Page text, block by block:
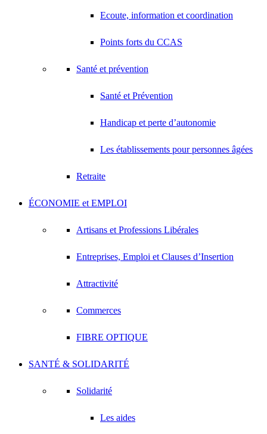
Ecoute, information et coordination
Points forts du CCAS
Santé et prévention
Santé et Prévention
Handicap et perte d’autonomie
Les établissements pour personnes âgées
Retraite
ÉCONOMIE et EMPLOI
Artisans et Professions Libérales
Entreprises, Emploi et Clauses d’Insertion
Attractivité
Commerces
FIBRE OPTIQUE
SANTÉ & SOLIDARITÉ
Solidarité
Les aides